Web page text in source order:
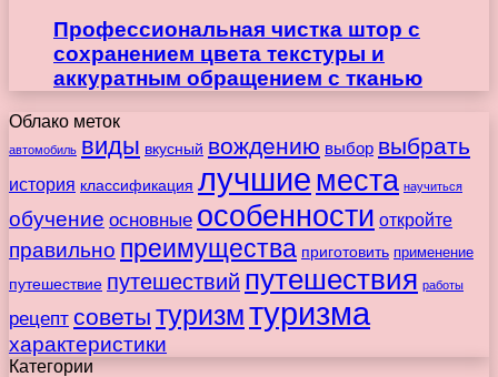
Профессиональная чистка штор с
сохранением цвета текстуры и
аккуратным обращением с тканью
Облако меток
автомобиль виды вкусный вождению выбор выбрать
история классификация лучшиеместа научиться
обучение основные особенности откройте
правильно преимущества приготовить применение
путешествие путешествий путешествия работы
рецепт советы туризмтуризма
характеристики
Категории